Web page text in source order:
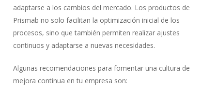
adaptarse a los cambios del mercado. Los productos de
Prismab no solo facilitan la optimización inicial de los
procesos, sino que también permiten realizar ajustes
continuos y adaptarse a nuevas necesidades.
Algunas recomendaciones para fomentar una cultura de
mejora continua en tu empresa son: